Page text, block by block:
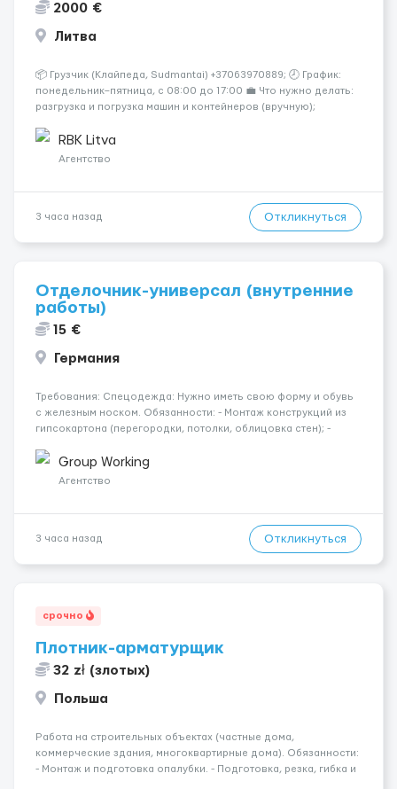
2000 €
Литва
📦 Грузчик (Клайпеда, Sudmantai) +37063970889; 🕗 График:
понедельник–пятница, с 08:00 до 17:00 💼 Что нужно делать:
разгрузка и погрузка машин и контейнеров (вручную);
выполнение других поручений заведующего складом. ✅
Требования: ...
RBK Litva
Агентство
3 часа назад Откликнуться
Отделочник-универсал (внутренние
работы)
15 €
Германия
Требования: Спецодежда: Нужно иметь свою форму и обувь
с железным носком. Обязанности: - Монтаж конструкций из
гипсокартона (перегородки, потолки, облицовка стен); -
малярных работ (шпатлевка, грунтовка, покраска); -
Штукатурные работы ...
Group Working
Агентство
3 часа назад Откликнуться
срочно
Плотник-арматурщик
32 zł (злотых)
Польша
Работа на строительных объектах (частные дома,
коммерческие здания, многоквартирные дома). Обязанности:
- Монтаж и подготовка опалубки. - Подготовка, резка, гибка и